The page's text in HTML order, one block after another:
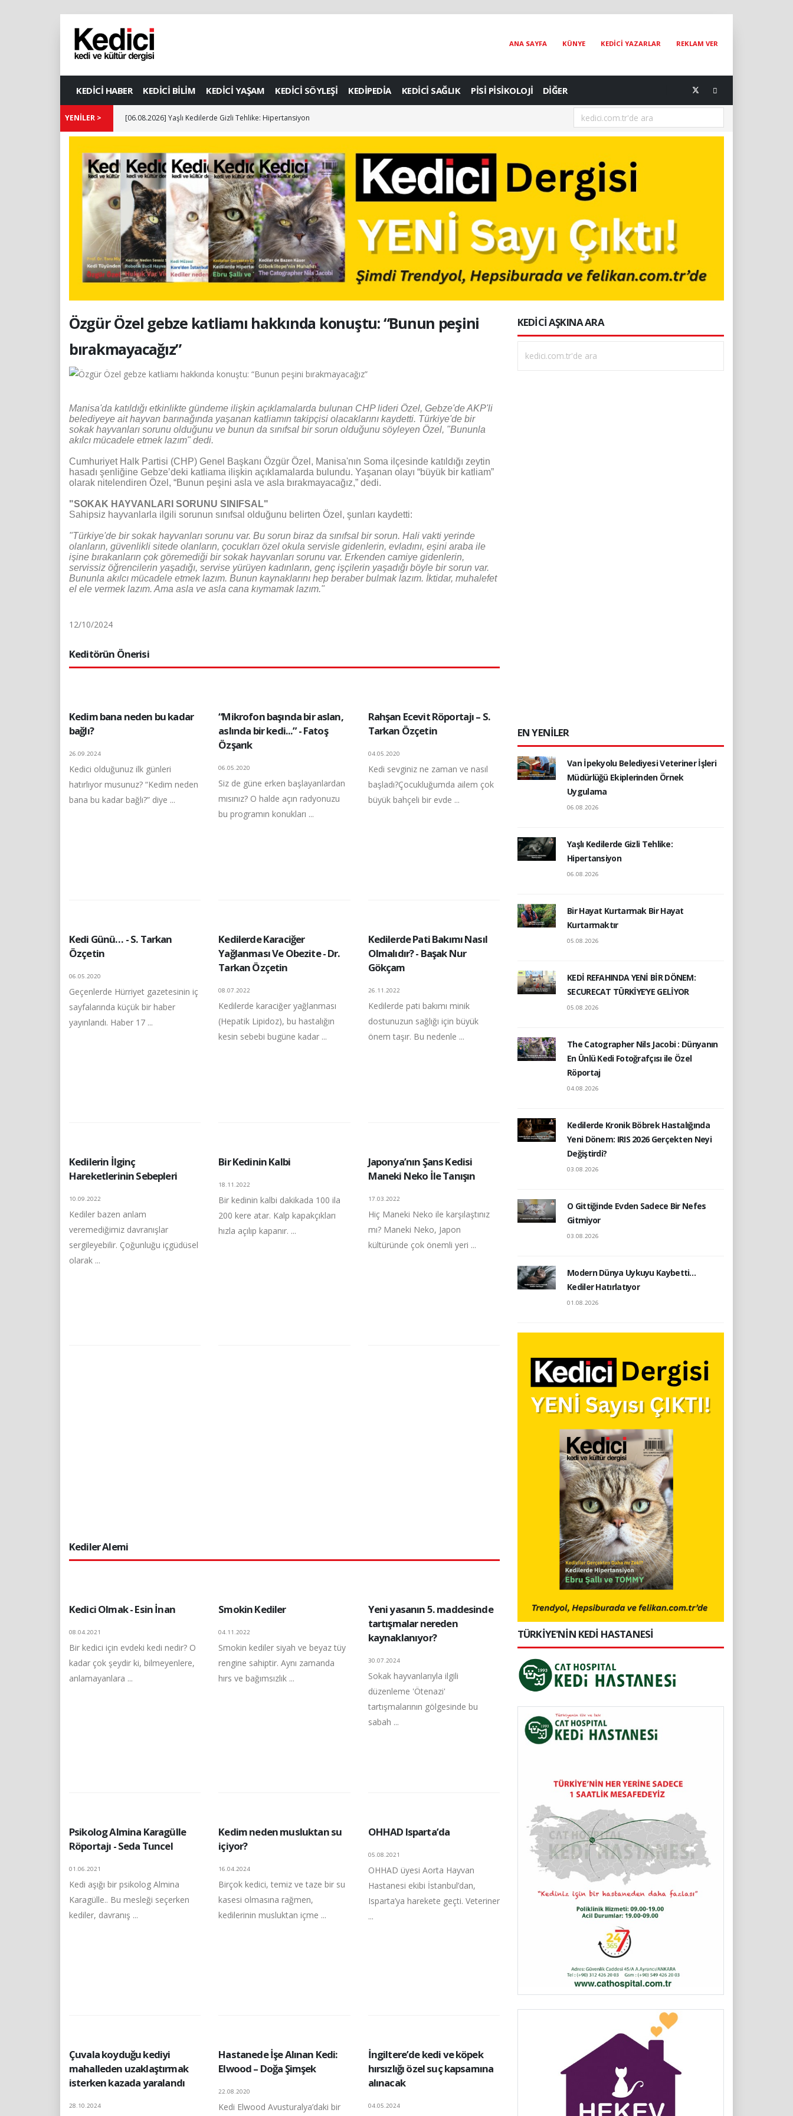
ANA SAYFA KÜNYE KEDİCİ YAZARLAR REKLAM VER
KEDİCİ HABER KEDİCİ BİLİM KEDİCİ YAŞAM KEDİCİ SÖYLEŞİ KEDİPEDİA KEDİCİ SAĞLIK PİSİ PİSİKOLOJİ DİĞER
YENİLER > [06.08.2026] Yaşlı Kedilerde Gizli Tehlike: Hipertansiyon [05.08.2026] Bir Hayat Kurtarmak Bir Hayat Kurtarmaktır
Özgür Özel gebze katliamı hakkında konuştu: “Bunun peşini
bırakmayacağız”
Manisa'da katıldığı etkinlikte gündeme ilişkin açıklamalarda bulunan CHP lideri Özel, Gebze'de AKP'li
belediyeye ait hayvan barınağında yaşanan katliamın takipçisi olacaklarını kaydetti. Türkiye'de bir
sokak hayvanları sorunu olduğunu ve bunun da sınıfsal bir sorun olduğunu söyleyen Özel, "Bununla
akılcı mücadele etmek lazım" dedi.
Cumhuriyet Halk Partisi (CHP) Genel Başkanı Özgür Özel, Manisa'nın Soma ilçesinde katıldığı zeytin
hasadı şenliğine Gebze’deki katliama ilişkin açıklamalarda bulundu. Yaşanan olayı “büyük bir katliam”
olarak nitelendiren Özel, “Bunun peşini asla ve asla bırakmayacağız,” dedi.
"SOKAK HAYVANLARI SORUNU SINIFSAL"
Sahipsiz hayvanlarla ilgili sorunun sınıfsal olduğunu belirten Özel, şunları kaydetti:
"Türkiye'de bir sokak hayvanları sorunu var. Bu sorun biraz da sınıfsal bir sorun. Hali vakti yerinde
olanların, güvenlikli sitede olanların, çocukları özel okula servisle gidenlerin, evladını, eşini araba ile
işine bırakanların çok göremediği bir sokak hayvanları sorunu var. Erkenden camiye gidenlerin,
servissiz öğrencilerin yaşadığı, servise yürüyen kadınların, genç işçilerin yaşadığı böyle bir sorun var.
Bununla akılcı mücadele etmek lazım. Bunun kaynaklarını hep beraber bulmak lazım. İktidar, muhalefet
el ele vermek lazım. Ama asla ve asla cana kıymamak lazım."
12/10/2024
Keditörün Önerisi
Kedim bana neden bu kadar
bağlı?
26.09.2024
Kedici olduğunuz ilk günleri
hatırlıyor musunuz? “Kedim neden
bana bu kadar bağlı?” diye ...
“Mikrofon başında bir aslan,
aslında bir kedi...” - Fatoş
Özşarık
06.05.2020
Siz de güne erken başlayanlardan
mısınız? O halde açın radyonuzu
bu programın konukları ...
Rahşan Ecevit Röportajı – S.
Tarkan Özçetin
04.05.2020
Kedi sevginiz ne zaman ve nasıl
başladı?Çocukluğumda ailem çok
büyük bahçeli bir evde ...
Kedi Günü… - S. Tarkan
Özçetin
06.05.2020
Geçenlerde Hürriyet gazetesinin iç
sayfalarında küçük bir haber
yayınlandı. Haber 17 ...
Kedilerde Karaciğer
Yağlanması Ve Obezite - Dr.
Tarkan Özçetin
08.07.2022
Kedilerde karaciğer yağlanması
(Hepatik Lipidoz), bu hastalığın
kesin sebebi bugüne kadar ...
Kedilerde Pati Bakımı Nasıl
Olmalıdır? - Başak Nur
Gökçam
26.11.2022
Kedilerde pati bakımı minik
dostunuzun sağlığı için büyük
önem taşır. Bu nedenle ...
Kedilerin İlginç
Hareketlerinin Sebepleri
10.09.2022
Kediler bazen anlam
veremediğimiz davranışlar
sergileyebilir. Çoğunluğu içgüdüsel
olarak ...
Bir Kedinin Kalbi
18.11.2022
Bir kedinin kalbi dakikada 100 ila
200 kere atar. Kalp kapakçıkları
hızla açılıp kapanır. ...
Japonya’nın Şans Kedisi
Maneki Neko İle Tanışın
17.03.2022
Hiç Maneki Neko ile karşılaştınız
mı? Maneki Neko, Japon
kültüründe çok önemli yeri ...
Kediler Alemi
Kedici Olmak - Esin İnan
08.04.2021
Bir kedici için evdeki kedi nedir? O
kadar çok şeydir ki, bilmeyenlere,
anlamayanlara ...
Smokin Kediler
04.11.2022
Smokin kediler siyah ve beyaz tüy
rengine sahiptir. Aynı zamanda
hırs ve bağımsızlık ...
Yeni yasanın 5. maddesinde
tartışmalar nereden
kaynaklanıyor?
30.07.2024
Sokak hayvanlarıyla ilgili
düzenleme 'Ötenazi'
tartışmalarının gölgesinde bu
sabah ...
Psikolog Almina Karagülle
Röportajı - Seda Tuncel
01.06.2021
Kedi aşığı bir psikolog Almina
Karagülle.. Bu mesleği seçerken
kediler, davranış ...
Kedim neden musluktan su
içiyor?
16.04.2024
Birçok kedici, temiz ve taze bir su
kasesi olmasına rağmen,
kedilerinin musluktan içme ...
OHHAD Isparta’da
05.08.2021
OHHAD üyesi Aorta Hayvan
Hastanesi ekibi İstanbul’dan,
Isparta’ya harekete geçti. Veteriner
...
Çuvala koyduğu kediyi
mahalleden uzaklaştırmak
isterken kazada yaralandı
28.10.2024
Hastanede İşe Alınan Kedi:
Elwood – Doğa Şimşek
22.08.2020
Kedi Elwood Avusturalya’daki bir
İngiltere’de kedi ve köpek
hırsızlığı özel suç kapsamına
alınacak
04.05.2024
KEDİCİ AŞKINA ARA
EN YENİLER
Van İpekyolu Belediyesi Veteriner İşleri
Müdürlüğü Ekiplerinden Örnek
Uygulama
06.08.2026
Yaşlı Kedilerde Gizli Tehlike:
Hipertansiyon
06.08.2026
Bir Hayat Kurtarmak Bir Hayat
Kurtarmaktır
05.08.2026
KEDİ REFAHINDA YENİ BİR DÖNEM:
SECURECAT TÜRKİYE’YE GELİYOR
05.08.2026
The Catographer Nils Jacobi : Dünyanın
En Ünlü Kedi Fotoğrafçısı ile Özel
Röportaj
04.08.2026
Kedilerde Kronik Böbrek Hastalığında
Yeni Dönem: IRIS 2026 Gerçekten Neyi
Değiştirdi?
03.08.2026
O Gittiğinde Evden Sadece Bir Nefes
Gitmiyor
03.08.2026
Modern Dünya Uykuyu Kaybetti…
Kediler Hatırlatıyor
01.08.2026
TÜRKİYE'NİN KEDİ HASTANESİ